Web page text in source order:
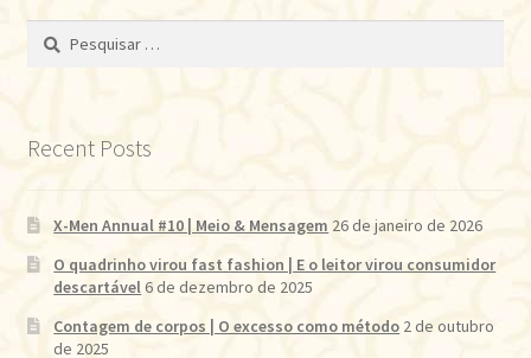
Pesquisar
Recent Posts
X-Men Annual #10 | Meio & Mensagem 26 de janeiro de 2026
O quadrinho virou fast fashion | E o leitor virou consumidor
descartável6 de dezembro de 2025
Contagem de corpos | O excesso como método 2 de outubro
de 2025